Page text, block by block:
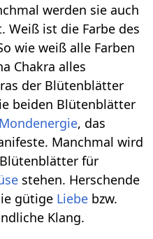
werden sie auch
Weiß ist die Farbe des
wie weiß alle Farben
Chakra alles
der Blütenblätter
beiden Blütenblätter
Mondenergie, das
Manchmal wird
für
stehen. Herschende
gütige Liebe bzw.
Klang.